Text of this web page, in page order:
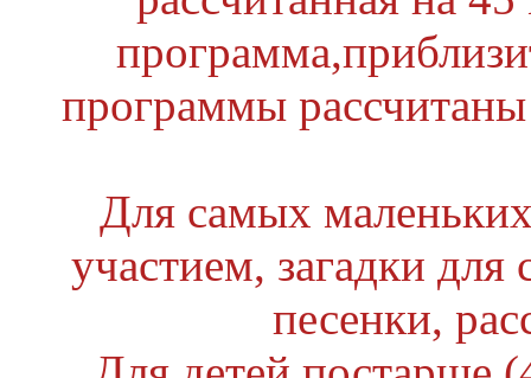
программы
Для самых
участием, загадки
песенки,